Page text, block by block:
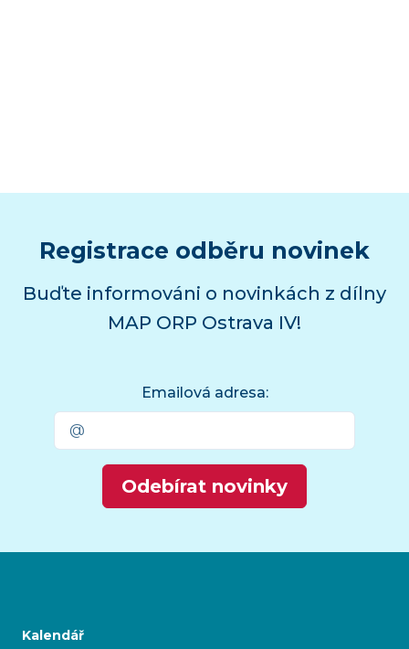
Registrace odběru novinek
Buďte informováni o novinkách z dílny
MAP ORP Ostrava IV!
Emailová adresa:
Odebírat novinky
Kalendář